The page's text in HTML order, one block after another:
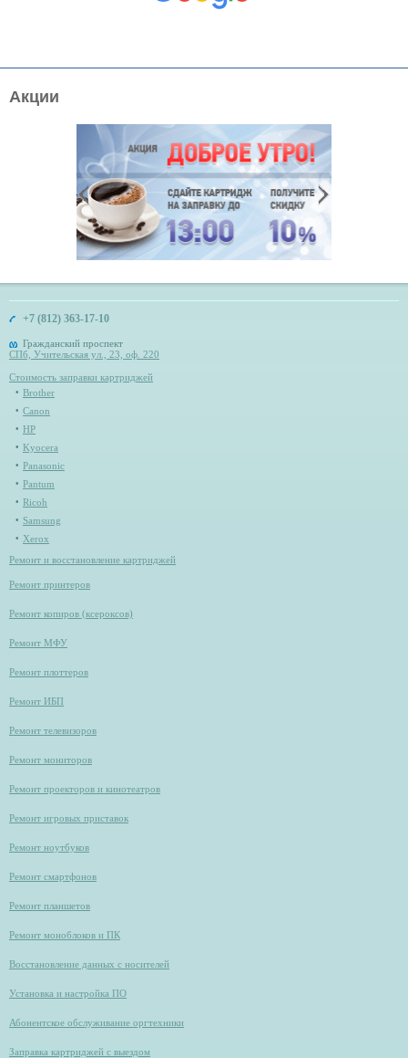
Акции
+7 (812) 363-17-10
Гражданский проспект
СПб, Учительская ул., 23, оф. 220
Стоимость заправки картриджей
Brother
Canon
HP
Kyocera
Panasonic
Pantum
Ricoh
Samsung
Xerox
Ремонт и восстановление картриджей
Ремонт принтеров
Ремонт копиров (ксероксов)
Ремонт МФУ
Ремонт плоттеров
Ремонт ИБП
Ремонт телевизоров
Ремонт мониторов
Ремонт проекторов и кинотеатров
Ремонт игровых приставок
Ремонт ноутбуков
Ремонт смартфонов
Ремонт планшетов
Ремонт моноблоков и ПК
Восстановление данных с носителей
Установка и настройка ПО
Абонентское обслуживание оргтехники
Заправка картриджей с выездом